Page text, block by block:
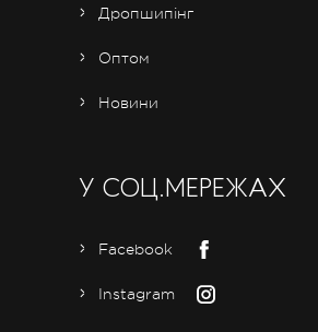
Дропшипінг
Оптом
Новини
У СОЦ.МЕРЕЖАХ
Facebook
Instagram